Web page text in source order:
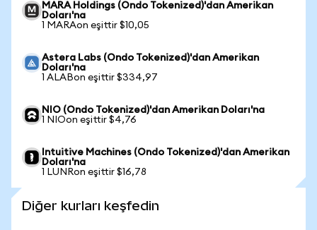
MARA Holdings (Ondo Tokenized)'dan Amerikan
Doları'na
1 MARAon eşittir $10,05
Astera Labs (Ondo Tokenized)'dan Amerikan
Doları'na
1 ALABon eşittir $334,97
NIO (Ondo Tokenized)'dan Amerikan Doları'na
1 NIOon eşittir $4,76
Intuitive Machines (Ondo Tokenized)'dan Amerikan
Doları'na
1 LUNRon eşittir $16,78
Diğer kurları keşfedin